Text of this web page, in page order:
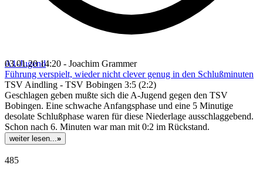
A1-Jugend
03.01.20 14:20 - Joachim Grammer
Führung verspielt, wieder nicht clever genug in den Schlußminuten
TSV Aindling - TSV Bobingen 3:5 (2:2)
Geschlagen geben mußte sich die A-Jugend gegen den TSV
Bobingen. Eine schwache Anfangsphase und eine 5 Minutige
desolate Schlußphase waren für diese Niederlage ausschlaggebend.
Schon nach 6. Minuten war man mit 0:2 im Rückstand.
weiter lesen...»
485